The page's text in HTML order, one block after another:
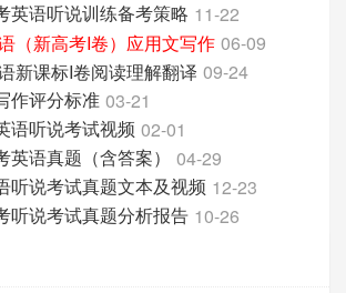
英语听说训练备考策略 11-22
（新高考I卷）应用文写作 06-09
新课标I卷阅读理解翻译 09-24
作评分标准 03-21
语听说考试视频 02-01
英语真题（含答案） 04-29
听说考试真题文本及视频 12-23
听说考试真题分析报告 10-26